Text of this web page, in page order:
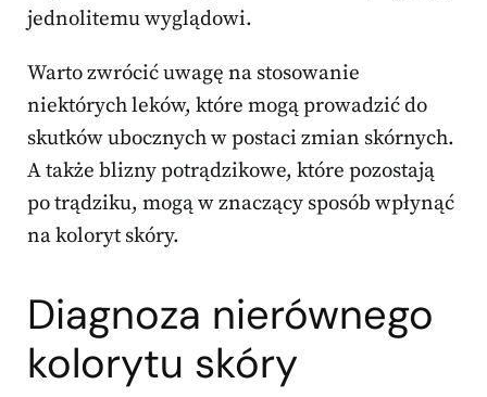
jednolitemu wyglądowi.
Warto zwrócić uwagę na stosowanie
niektórych leków, które mogą prowadzić do
skutków ubocznych w postaci zmian skórnych.
A także blizny potrądzikowe, które pozostają
po trądziku, mogą w znaczący sposób wpłynąć
na koloryt skóry.
Diagnoza nierównego
kolorytu skóry